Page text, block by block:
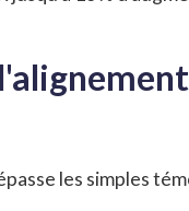
les simples